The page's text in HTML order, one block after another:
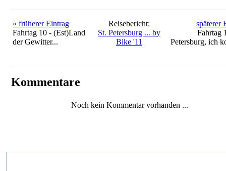
« früherer Eintrag
Fahrtag 10 - (Est)Land
der Gewitter...
Reisebericht:
St. Petersburg ... by
Bike '11
späterer
Fahrtag
Petersburg, ich
Kommentare
Noch kein Kommentar vorhanden ...